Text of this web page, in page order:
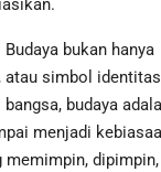
bukan hanya
atau simbol
budaya
menjadi
memimpin, dipimpin,